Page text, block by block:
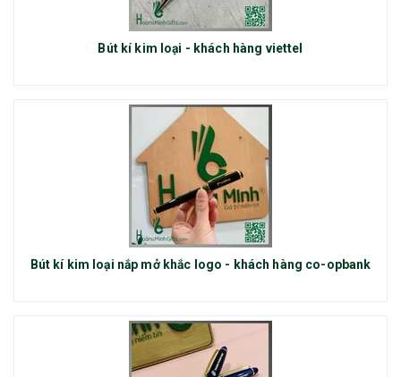
Bút kí kim loại - khách hàng viettel
Bút kí kim loại nắp mở khắc logo - khách hàng co-opbank